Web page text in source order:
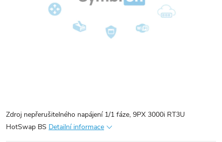
Zdroj nepřerušitelného napájení 1/1 fáze, 9PX 3000i RT3U
HotSwap BS Detailní informace